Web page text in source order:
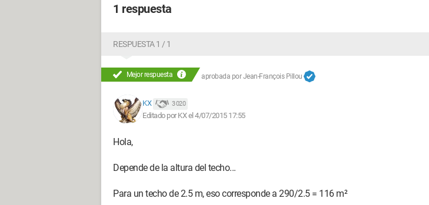
1 respuesta
RESPUESTA 1 / 1
Mejor respuesta aprobada porJean-François Pillou
KX 3 020
Editado por KX el 4/07/2015 17:55
Hola,
Depende de la altura del techo...
Para un techo de 2.5 m, eso corresponde a 290/2.5 = 116 m²